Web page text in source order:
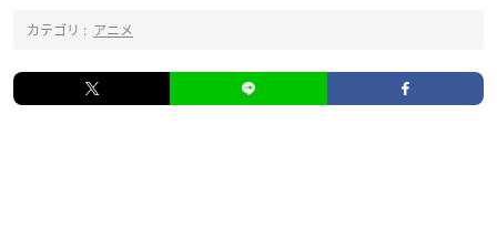
カテゴリ : アニメ